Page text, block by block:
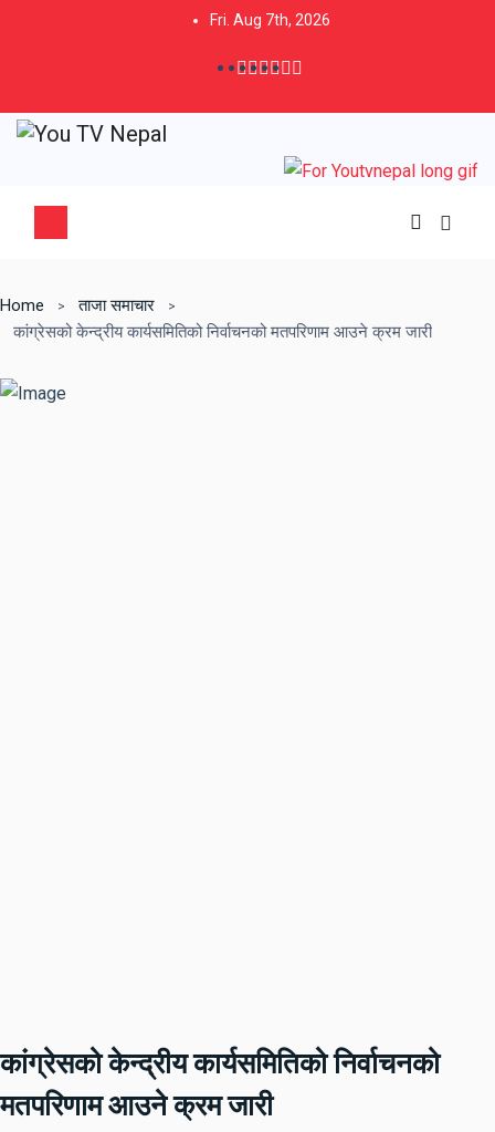
Fri. Aug 7th, 2026
Home
ताजा समाचार
कांग्रेसको केन्द्रीय कार्यसमितिको निर्वाचनको मतपरिणाम आउने क्रम जारी
कांग्रेसको केन्द्रीय कार्यसमितिको निर्वाचनको
मतपरिणाम आउने क्रम जारी